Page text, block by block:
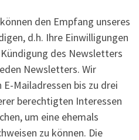
den Empfang unseres
d.h. Ihre Einwilligungen
des Newsletters
Newsletters. Wir
Mailadressen bis zu drei
berechtigten Interessen
um eine ehemals
zu können. Die